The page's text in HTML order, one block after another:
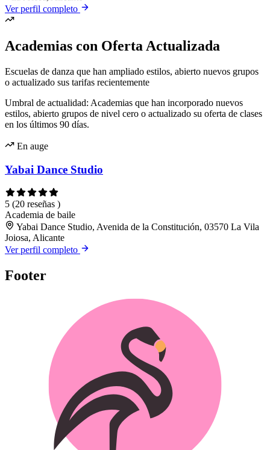
Ver perfil completo
Academias con Oferta Actualizada
Escuelas de danza que han ampliado estilos, abierto nuevos grupos
o actualizado sus tarifas recientemente
Umbral de actualidad: Academias que han incorporado nuevos
estilos, abierto grupos de nivel cero o actualizado su oferta de clases
en los últimos 90 días.
En auge
Yabai Dance Studio
5 (20 reseñas )
Academia de baile
Yabai Dance Studio, Avenida de la Constitución, 03570 La Vila
Joiosa, Alicante
Ver perfil completo
Footer